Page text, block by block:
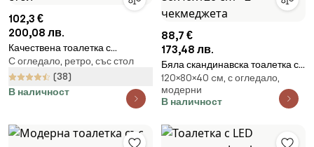
102,3 €
200,08 лв.
Качествена тоалетка с
въртящо се огледало и стол
С огледало, ретро, със стол
(38)
В наличност
88,7 €
173,48 лв.
Бяла скандинавска тоалетка с
огледало 80x40x120 cm - 2
чекмеджета
120×80×40 cм, с огледало,
модерни
В наличност